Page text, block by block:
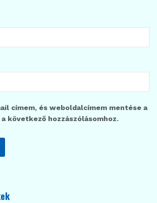
címem, és weboldalcímem mentése a
következő hozzászólásomhoz.